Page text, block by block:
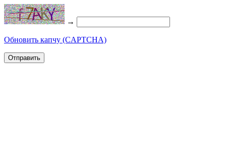
→
Обновить капчу (CAPTCHA)